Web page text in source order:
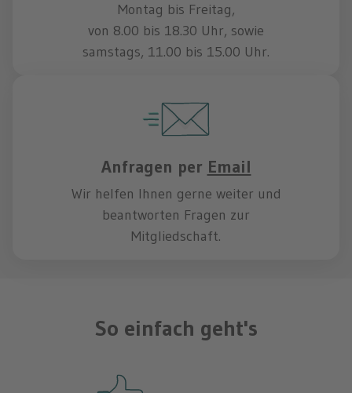
Montag bis Freitag,
von 8.00 bis 18.30 Uhr, sowie
samstags, 11.00 bis 15.00 Uhr.
Anfragen per Email
Wir helfen Ihnen gerne weiter und
beantworten Fragen zur
Mitgliedschaft.
So einfach geht's